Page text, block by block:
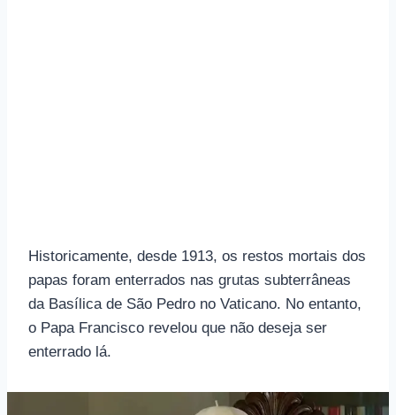
Historicamente, desde 1913, os restos mortais dos
papas foram enterrados nas grutas subterrâneas
da Basílica de São Pedro no Vaticano. No entanto,
o Papa Francisco revelou que não deseja ser
enterrado lá.